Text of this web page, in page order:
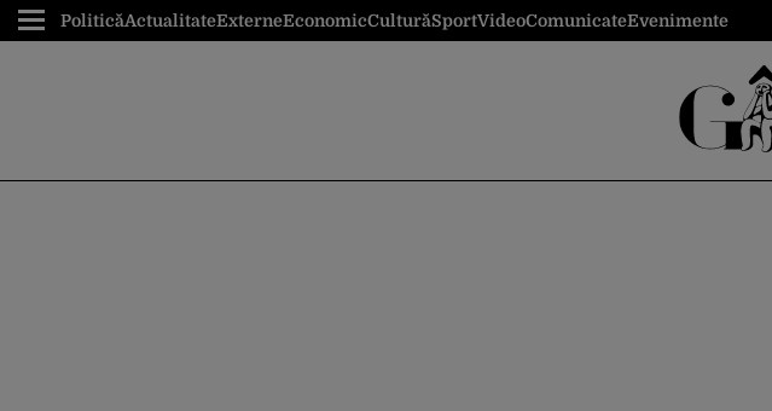
PoliticăActualitateExterneEconomicCulturăSportVideoComunicateEvenimente